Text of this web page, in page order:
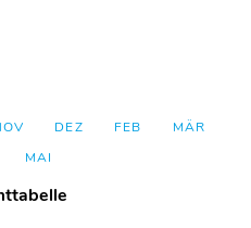
DEZ FEB
MÄR
MAI